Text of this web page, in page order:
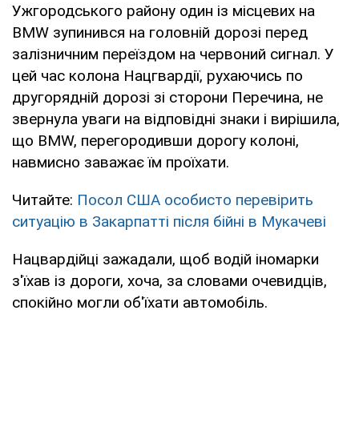
Ужгородського району один із місцевих на
BMW зупинився на головній дорозі перед
залізничним переїздом на червоний сигнал. У
цей час колона Нацгвардії, рухаючись по
другорядній дорозі зі сторони Перечина, не
звернула уваги на відповідні знаки і вирішила,
що BMW, перегородивши дорогу колоні,
навмисно заважає їм проїхати.
Читайте: Посол США особисто перевірить
ситуацію в Закарпатті після бійні в Мукачеві
Нацвардійці зажадали, щоб водій іномарки
з'їхав із дороги, хоча, за словами очевидців,
спокійно могли об'їхати автомобіль.